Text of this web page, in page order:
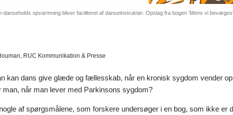
danseholds opvarmning bliver faciliteret af danseinstruktør. Opslag fra bogen 'Mens vi
RUC Kommunikation & Presse
kan dans give glæde og fællesskab, når en kronisk sygdom vender
man, når man lever med Parkinsons sygdom?
af spørgsmålene, som forskere undersøger i en bog, som ikke er